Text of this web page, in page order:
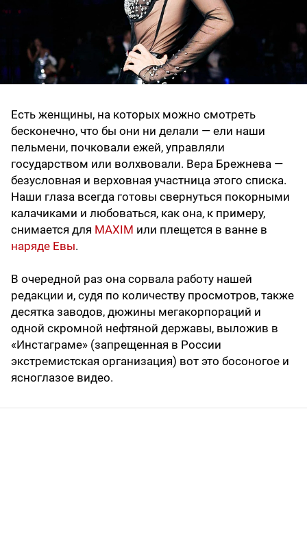
Есть женщины, на которых можно смотреть
бесконечно, что бы они ни делали — ели наши
пельмени, почковали ежей, управляли
государством или волхвовали. Вера Брежнева —
безусловная и верховная участница этого списка.
Наши глаза всегда готовы свернуться покорными
калачиками и любоваться, как она, к примеру,
снимается для MAXIM или плещется в ванне в
наряде Евы.
В очередной раз она сорвала работу нашей
редакции и, судя по количеству просмотров, также
десятка заводов, дюжины мегакорпораций и
одной скромной нефтяной державы, выложив в
«Инстаграме» (запрещенная в России
экстремистская организация) вот это босоногое и
ясноглазое видео.